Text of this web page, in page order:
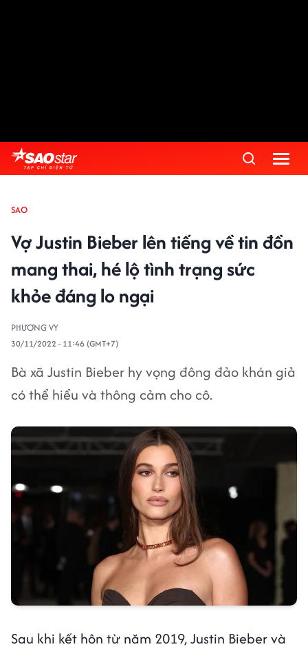
SAO
Vợ Justin Bieber lên tiếng về tin đồn
mang thai, hé lộ tình trạng sức
khỏe đáng lo ngại
PHƯƠNG VY
30/11/2022 - 11:46 (GMT+7)
Bà xã Justin Bieber hy vọng đông đảo khán giả
có thể hiểu và thông cảm cho cô.
Sau khi kết hôn từ năm 2019, Justin Bieber và